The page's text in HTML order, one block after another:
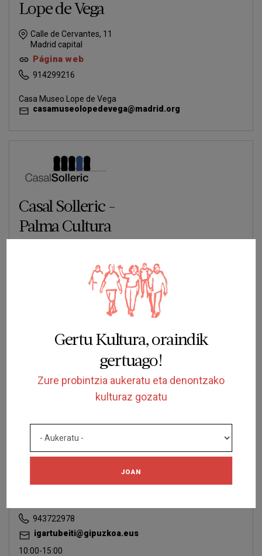
Lope de Vega
Calle de Cervantes, 11
Madrid capital
Página web
914299216
Casa Museo Lope de Vega
casamuseolopedevega@madrid.org
Casal Solleric -
Palma Cultura
Informació al visitant Casal Solleric
Baserri Museoa
IGARTUBEITI
943722978
igartubeiti@gipuzkoa.eus
10:00-15:00
Gertu Kultura, oraindik
gertuago!
Zure probintzia aukeratu eta denontzako
kulturaz gozatu
JOAN